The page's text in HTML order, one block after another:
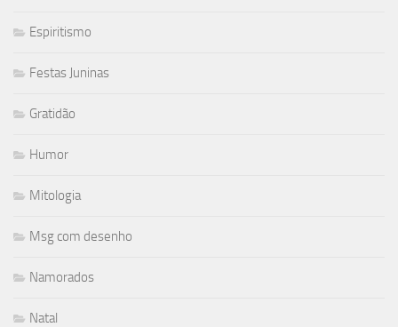
Espiritismo
Festas Juninas
Gratidão
Humor
Mitologia
Msg com desenho
Namorados
Natal